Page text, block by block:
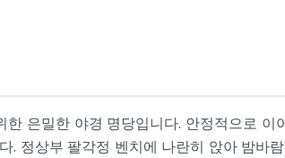
은밀한 야경 명당입니다. 안정적으로
정상부 팔각정 벤치에 나란히 앉아 밤바